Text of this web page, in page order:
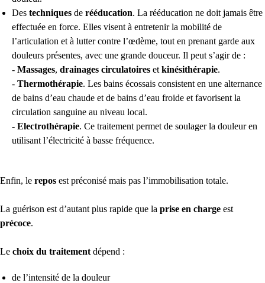
Des techniques de rééducation. La rééducation ne doit jamais être
effectuée en force. Elles visent à entretenir la mobilité de
l’articulation et à lutter contre l’œdème, tout en prenant garde aux
douleurs présentes, avec une grande douceur. Il peut s’agir de :
- Massages, drainages circulatoires et kinésithérapie.
- Thermothérapie. Les bains écossais consistent en une alternance
de bains d’eau chaude et de bains d’eau froide et favorisent la
circulation sanguine au niveau local.
- Electrothérapie. Ce traitement permet de soulager la douleur en
utilisant l’électricité à basse fréquence.
Enfin, le repos est préconisé mais pas l’immobilisation totale.
La guérison est d’autant plus rapide que la prise en charge est
précoce.
Le choix du traitement dépend :
de l’intensité de la douleur